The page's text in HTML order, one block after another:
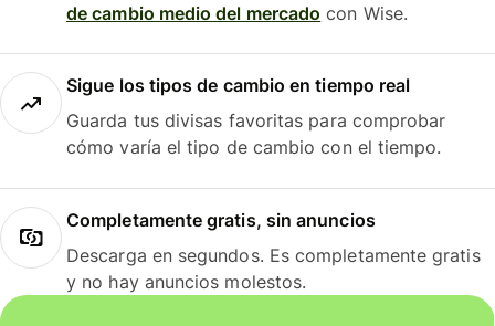
de cambio medio del mercado con Wise.
Sigue los tipos de cambio en tiempo real
Guarda tus divisas favoritas para comprobar
cómo varía el tipo de cambio con el tiempo.
Completamente gratis, sin anuncios
Descarga en segundos. Es completamente gratis
y no hay anuncios molestos.